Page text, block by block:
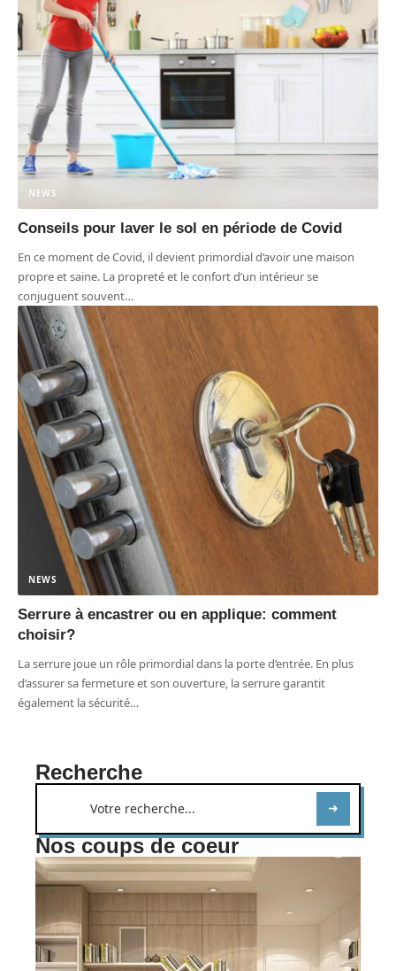
NEWS
Conseils pour laver le sol en période de Covid
En ce moment de Covid, il devient primordial d’avoir une maison
propre et saine. La propreté et le confort d’un intérieur se
conjuguent souvent…
NEWS
Serrure à encastrer ou en applique: comment
choisir?
La serrure joue un rôle primordial dans la porte d’entrée. En plus
d’assurer sa fermeture et son ouverture, la serrure garantit
également la sécurité…
Recherche
Nos coups de coeur